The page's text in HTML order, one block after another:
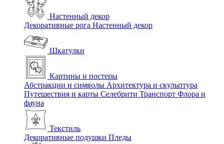
Настенный декор
Декоративные рога Настенный декор
Шкатулки
Картины и постеры
Абстракции и символы Архитектура и скульптура
Путешествия и карты Селебрити Транспорт Флора и
фауна
Текстиль
Декоративные подушки Пледы